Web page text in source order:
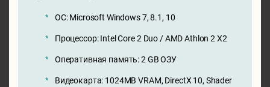
ОС: Microsoft Windows 7, 8.1, 10
Процессор: Intel Core 2 Duo / AMD Athlon 2 X2
Оперативная память: 2 GB ОЗУ
Видеокарта: 1024MB VRAM, DirectX 10, Shader